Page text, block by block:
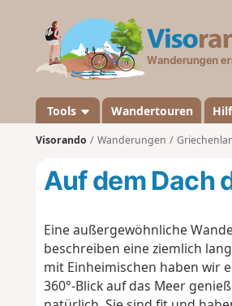
Tools Wandertouren
Visorando Wanderungen
Auf dem Dach
Eine außergewöhnliche
beschreiben eine ziemlich
mit Einheimischen haben wir
360°-Blick auf das Meer